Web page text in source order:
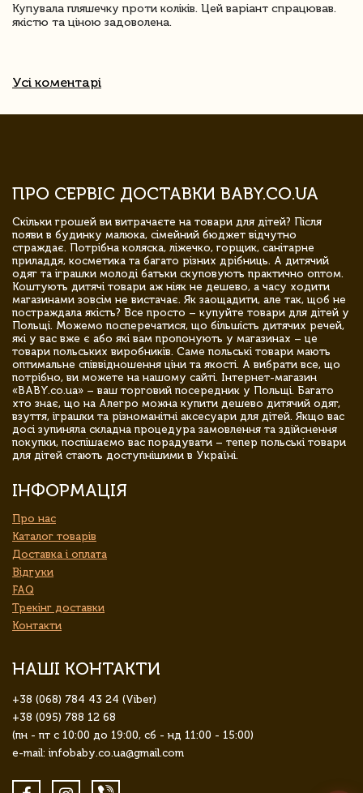
Купувала пляшечку проти коліків. Цей варіант спрацював.
якістю та ціною задоволена.
Усі коментарі
ПРО СЕРВІС ДОСТАВКИ BABY.CO.UA
Скільки грошей ви витрачаєте на товари для дітей? Після
появи в будинку малюка, сімейний бюджет відчутно
страждає. Потрібна коляска, ліжечко, горщик, санітарне
приладдя, косметика та багато різних дрібниць. А дитячий
одяг та іграшки молоді батьки скуповують практично оптом.
Коштують дитячі товари аж ніяк не дешево, а часу ходити
магазинами зовсім не вистачає. Як заощадити, але так, щоб не
постраждала якість? Все просто – купуйте товари для дітей у
Польщі. Можемо посперечатися, що більшість дитячих речей,
які у вас вже є або які вам пропонують у магазинах – це
товари польських виробників. Саме польські товари мають
оптимальне співвідношення ціни та якості. А вибрати все, що
потрібно, ви можете на нашому сайті. Інтернет-магазин
«BABY.co.ua» – ваш торговий посередник у Польщі. Багато
хто знає, що на Алегро можна купити дешево дитячий одяг,
взуття, іграшки та різноманітні аксесуари для дітей. Якщо вас
досі зупиняла складна процедура замовлення та здійснення
покупки, поспішаємо вас порадувати – тепер польські товари
для дітей стають доступнішими в Україні.
ІНФОРМАЦІЯ
Про нас
Каталог товарів
Доставка і оплата
Відгуки
FAQ
Трекінг доставки
Контакти
НАШІ КОНТАКТИ
+38 (068) 784 43 24 (Viber)
+38 (095) 788 12 68
(пн - пт с 10:00 до 19:00, сб - нд 11:00 - 15:00)
e-mail: infobaby.co.ua@gmail.com